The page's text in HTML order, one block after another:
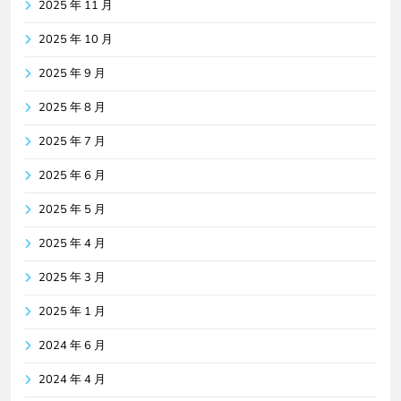
2025 年 11 月
2025 年 10 月
2025 年 9 月
2025 年 8 月
2025 年 7 月
2025 年 6 月
2025 年 5 月
2025 年 4 月
2025 年 3 月
2025 年 1 月
2024 年 6 月
2024 年 4 月